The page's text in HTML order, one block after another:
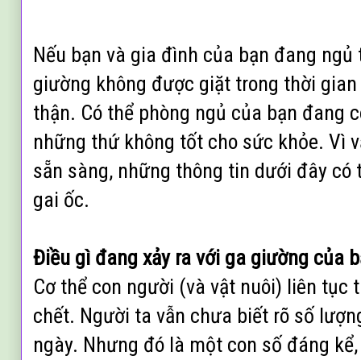
Nếu bạn và gia đình của bạn đang
giường không được giặt trong thời
thận. Có thể phòng ngủ của bạn đang
những thứ không tốt cho sức khỏe. Vì
sẵn sàng, những thông tin dưới đây có
gai ốc.
Điều gì đang xảy ra với ga giường của
Cơ thể con người (và vật nuôi) liên tục
chết. Người ta vẫn chưa biết rõ số
ngày. Nhưng đó là một con số đáng